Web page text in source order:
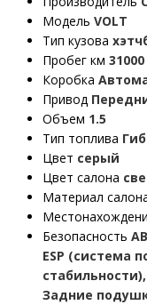
Модель VOLT
Тип кузова
Пробег км 31000
Коробка
Привод
Объем 1.5
Тип топлива
Цвет серый
Цвет салона
Материал
Безопасность
ESP (система
Задние